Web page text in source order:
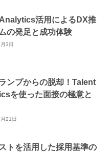
活用によるDX推
の発足と成功体験
3日
ンプからの脱却！Talent
を使った面接の極意と
21日
トを活用した採用基準の